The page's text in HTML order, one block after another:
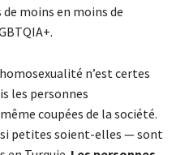
moins en moins de
n’est certes
les personnes
coupées de la société.
petites soient-elles — sont